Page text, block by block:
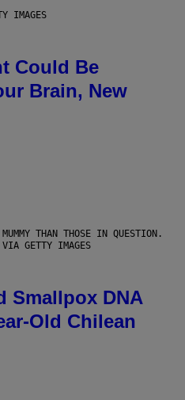
IMAGES
Could Be
Brain, New
THAN THOSE IN QUESTION.
GETTY IMAGES
Smallpox DNA
Old Chilean